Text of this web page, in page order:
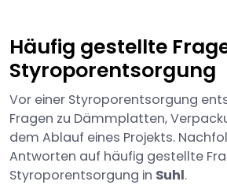
Häufig gestellte
Styroporentsorgung
Vor einer Styroporentsorgung
Fragen zu Dämmplatten,
dem Ablauf eines Projekts.
Antworten auf häufig gestellte
Styroporentsorgung in Suhl.